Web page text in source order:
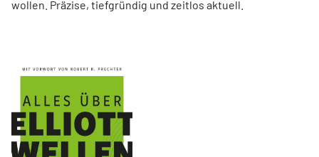
wollen. Präzise, tiefgründig und zeitlos aktuell.